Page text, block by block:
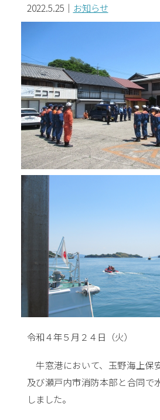
2022.5.25 ｜ お知らせ
令和４年５月２４日（火）
牛窓港において、玉野海上保
及び瀬戸内市消防本部と合同で
しました。